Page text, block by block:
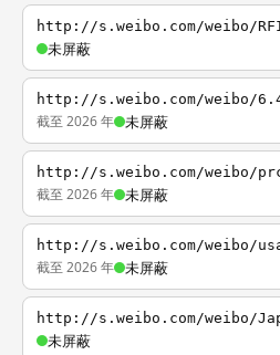
http://s.weibo.com/weibo/
未屏蔽
http://s.weibo.com/weibo/
截至 2026 年 未屏蔽
http://s.weibo.com/weibo/
截至 2026 年 未屏蔽
http://s.weibo.com/weibo/
截至 2026 年 未屏蔽
http://s.weibo.com/weibo/
未屏蔽